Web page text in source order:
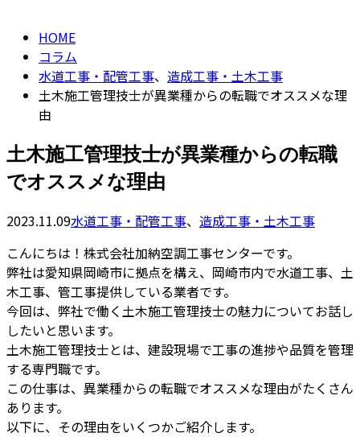
HOME
コラム
水道工事・配管工事、 造成工事・土木工事
土木施工管理技士が異業種からの転職でオススメな理
由
土木施工管理技士が異業種からの転職
でオススメな理由
2023.11.09水道工事・配管工事、 造成工事・土木工事
こんにちは！株式会社加納空調工事センターです。
弊社は愛知県岡崎市に拠点を構え、岡崎市内で水道工事、土
木工事、管工事提供している業者です。
今回は、弊社で働く土木施工管理技士の魅力についてお話し
したいと思います。
土木施工管理技士とは、建設現場で工事の進捗や品質を管理
する専門職です。
この仕事は、異業種からの転職でオススメな理由がたくさん
あります。
以下に、その理由をいくつかご紹介します。